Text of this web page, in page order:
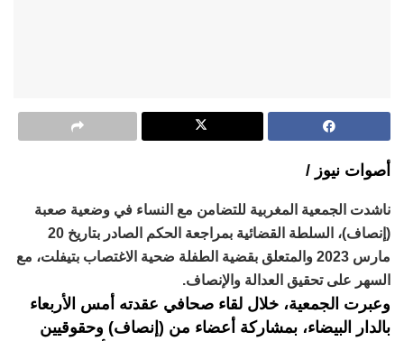
أصوات نيوز /
ناشدت الجمعية المغربية للتضامن مع النساء في وضعية صعبة
(إنصاف)، السلطة القضائية بمراجعة الحكم الصادر بتاريخ 20
مارس 2023 والمتعلق بقضية الطفلة ضحية الاغتصاب بتيفلت، مع
السهر على تحقيق العدالة والإنصاف.
وعبرت الجمعية، خلال لقاء صحافي عقدته أمس الأربعاء
بالدار البيضاء، بمشاركة أعضاء من (إنصاف) وحقوقيين